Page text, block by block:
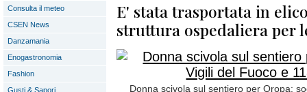
Consulta il meteo
CSEN News
Danzamania
Enogastronomia
Fashion
Gusti & Sapori
E' stata trasportata in
struttura ospedaliera per
Donna scivola sul sentiero per Oropa: